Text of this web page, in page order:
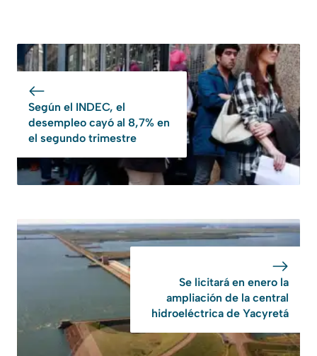
Según el INDEC, el
desempleo cayó al 8,7% en
el segundo trimestre
Se licitará en enero la
ampliación de la central
hidroeléctrica de Yacyretá